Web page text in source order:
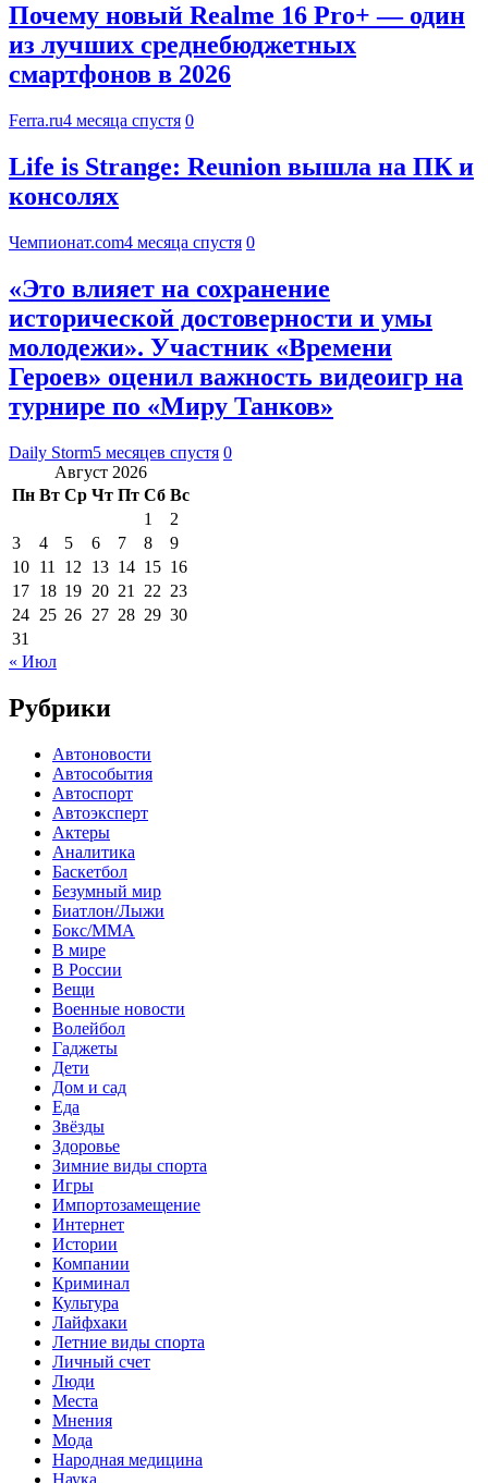
Почему новый Realme 16 Pro+ — один
из лучших среднебюджетных
смартфонов в 2026
Ferra.ru4 месяца спустя 0
Life is Strange: Reunion вышла на ПК и
консолях
Чемпионат.com4 месяца спустя 0
«Это влияет на сохранение
исторической достоверности и умы
молодежи». Участник «Времени
Героев» оценил важность видеоигр на
турнире по «Миру Танков»
Daily Storm5 месяцев спустя 0
Август 2026
Пн Вт Ср Чт Пт Сб Вс
1
2
3
4 5 6 7 8
9
10 11 12 13 14 15 16
17 18 19 20 21 22 23
24 25 26 27 28 29 30
31
« Июл
Рубрики
Автоновости
Автособытия
Автоспорт
Автоэксперт
Актеры
Аналитика
Баскетбол
Безумный мир
Биатлон/Лыжи
Бокс/MMA
В мире
В России
Вещи
Военные новости
Волейбол
Гаджеты
Дети
Дом и сад
Еда
Звёзды
Здоровье
Зимние виды спорта
Игры
Импортозамещение
Интернет
Истории
Компании
Криминал
Культура
Лайфхаки
Летние виды спорта
Личный счет
Люди
Места
Мнения
Мода
Народная медицина
Наука